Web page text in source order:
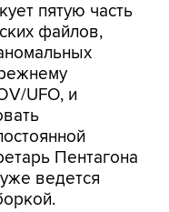
пятую часть
файлов,
UFO, и
Пентагона
ведется